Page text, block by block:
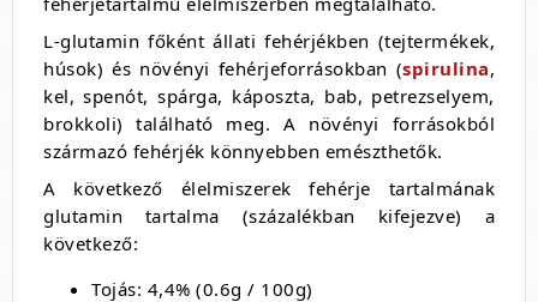
L-glutamin főként állati fehérjékben (tejtermékek,
húsok) és növényi fehérjeforrásokban (spirulina,
kel, spenót, spárga, káposzta, bab, petrezselyem,
brokkoli) található meg. A növényi forrásokból
származó fehérjék könnyebben emészthetők.
A következő élelmiszerek fehérje tartalmának
glutamin tartalma (százalékban kifejezve) a
következő:
Tojás: 4,4% (0.6g / 100g)